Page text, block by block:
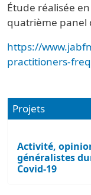
Étude réalisée
quatrième panel
https://
practitioners-
Projets
Activité,
généralistes
Covid-19